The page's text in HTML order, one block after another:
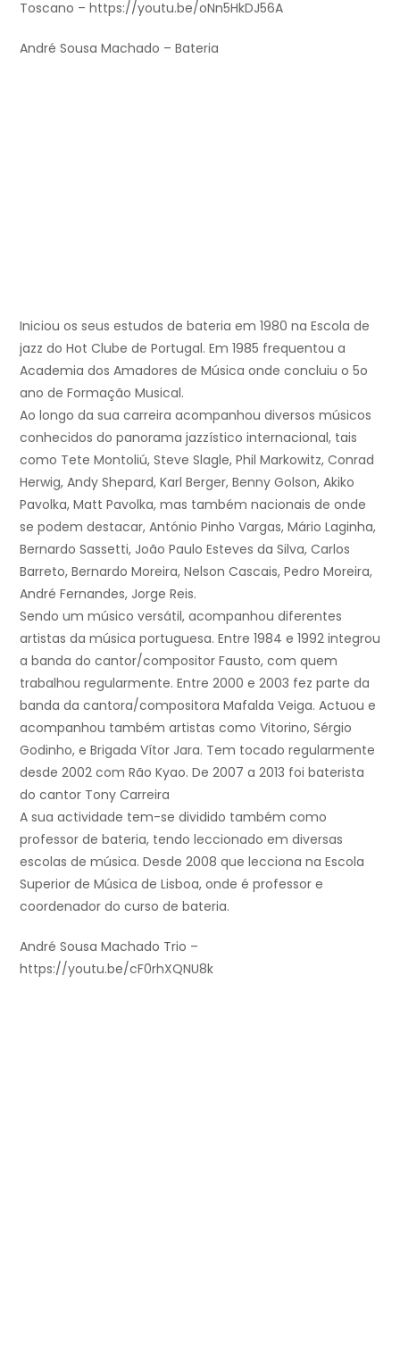
Toscano – https://youtu.be/oNn5HkDJ56A
André Sousa Machado – Bateria
Iniciou os seus estudos de bateria em 1980 na Escola de
jazz do Hot Clube de Portugal. Em 1985 frequentou a
Academia dos Amadores de Música onde concluiu o 5o
ano de Formação Musical.
Ao longo da sua carreira acompanhou diversos músicos
conhecidos do panorama jazzístico internacional, tais
como Tete Montoliú, Steve Slagle, Phil Markowitz, Conrad
Herwig, Andy Shepard, Karl Berger, Benny Golson, Akiko
Pavolka, Matt Pavolka, mas também nacionais de onde
se podem destacar, António Pinho Vargas, Mário Laginha,
Bernardo Sassetti, João Paulo Esteves da Silva, Carlos
Barreto, Bernardo Moreira, Nelson Cascais, Pedro Moreira,
André Fernandes, Jorge Reis.
Sendo um músico versátil, acompanhou diferentes
artistas da música portuguesa. Entre 1984 e 1992 integrou
a banda do cantor/compositor Fausto, com quem
trabalhou regularmente. Entre 2000 e 2003 fez parte da
banda da cantora/compositora Mafalda Veiga. Actuou e
acompanhou também artistas como Vitorino, Sérgio
Godinho, e Brigada Vítor Jara. Tem tocado regularmente
desde 2002 com Rão Kyao. De 2007 a 2013 foi baterista
do cantor Tony Carreira
A sua actividade tem-se dividido também como
professor de bateria, tendo leccionado em diversas
escolas de música. Desde 2008 que lecciona na Escola
Superior de Música de Lisboa, onde é professor e
coordenador do curso de bateria.
André Sousa Machado Trio –
https://youtu.be/cF0rhXQNU8k